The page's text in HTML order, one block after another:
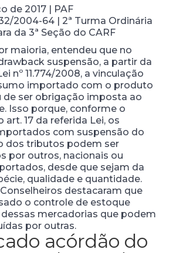
de 2017 | PAF
2004-64 | 2ª Turma Ordinária
da 3ª Seção do CARF
maioria, entendeu que no
suspensão, a partir da
nº 11.774/2008, a vinculação
importado com o produto
de ser obrigação imposta ao
Isso porque, conforme o
art. 17 da referida Lei, os
com suspensão do
dos tributos podem ser
por outros, nacionais ou
desde que sejam da
qualidade e quantidade.
destacaram que
o controle de estoque
mercadorias que podem
por outras.
acórdão do